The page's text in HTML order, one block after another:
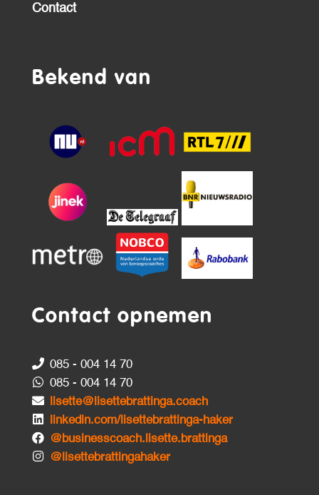
Contact
Bekend van
Contact opnemen
085 - 004 14 70
085 - 004 14 70
lisette@lisettebrattinga.coach
linkedin.com/lisettebrattinga-haker
@businesscoach.lisette.brattinga
@lisettebrattingahaker